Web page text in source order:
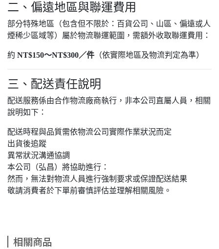
二、偏遠地區與聯運費用
部分特殊地區（包含但不限於：百貨公司、山區、偏遠或人
煙稀少區域等）屬於物流聯運範圍，需額外收取聯運費用：
約 NT$150～NT$300／件 （依實際地區及物流判定為準）
三、配送責任說明
配送服務係由合作物流廠商執行，非本公司直屬人員，相關
說明如下：
配送時程與品質需依物流公司實際作業狀況而定
出貨後追蹤
異常狀況溝通協調
本公司（弘昌）將協助進行：
然而，無法對物流人員進行強制要求或保證配送結果
敬請消費者於下單前審慎評估並理解相關風險。
相關商品